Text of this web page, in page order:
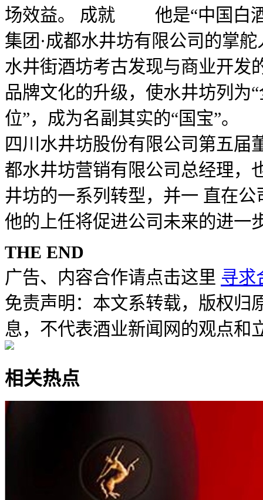
场效益。 成就 他是“中国白酒
集团·成都水井坊有限公司的掌
水井街酒坊考古发现与商业开发
品牌文化的升级，使水井坊列为
位”，成为名副其实的“国宝”
四川水井坊股份有限公司第五届
都水井坊营销有限公司总经理，
井坊的一系列转型，并一 直在
他的上任将促进公司未来的进一
THE END
广告、内容合作请点击这里 寻求
免责声明：本文系转载，版权归
息，不代表酒业新闻网的观点和
相关热点